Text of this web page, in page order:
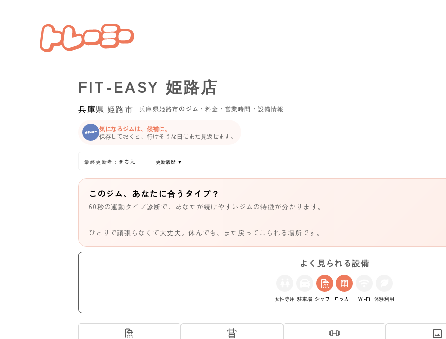
FIT-EASY 姫路店
兵庫県 姫路市 兵庫県姫路市のジム・料金・営業時間・設備情報
気になるジムは、候補に。
保存しておくと、行けそうな日にまた見返せます。
最終更新者：きちえ 更新履歴 ▼
このジム、あなたに合うタイプ？
60秒の運動タイプ診断で、あなたが続けやすいジムの特徴が分かります。
ひとりで頑張らなくて大丈夫。休んでも、また戻ってこられる場所です。
よく見られる設備
女性専用 駐車場 シャワー ロッカー Wi-Fi 体験利用